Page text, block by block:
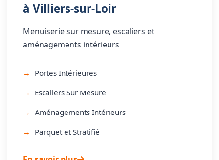
à Villiers-sur-Loir
Menuiserie sur mesure, escaliers et
aménagements intérieurs
Portes Intérieures
Escaliers Sur Mesure
Aménagements Intérieurs
Parquet et Stratifié